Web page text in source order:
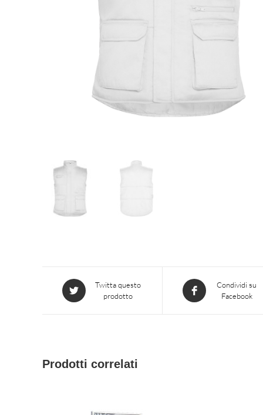
Si
apre
Twitta questo
prodotto
Si
apre
Condividi su
Facebook
Prodotti correlati